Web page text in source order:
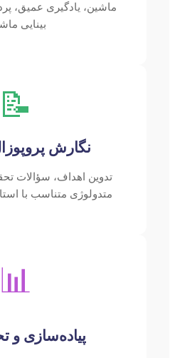
ماشین، یادگیری عمیق،
بینایی
📝
نگارش
تدوین اهداف، سؤالات
متدولوژی متناسب با
📊
پیاده‌سازی و